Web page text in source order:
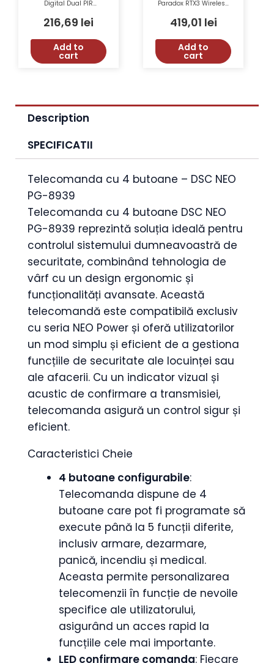
Digital Dual PIR
90° Imunitate La
Animale
216,69 lei
Add to
cart
Paradox RTX3 Wireless
433/868Mhz
419,01 lei
Add to
cart
Description
SPECIFICATII
Telecomanda cu 4 butoane – DSC NEO
PG-8939
Telecomanda cu 4 butoane DSC NEO
PG-8939 reprezintă soluția ideală pentru
controlul sistemului dumneavoastră de
securitate, combinând tehnologia de
vârf cu un design ergonomic și
funcționalități avansate. Această
telecomandă este compatibilă exclusiv
cu seria NEO Power și oferă utilizatorilor
un mod simplu și eficient de a gestiona
funcțiile de securitate ale locuinței sau
ale afacerii. Cu un indicator vizual și
acustic de confirmare a transmisiei,
telecomanda asigură un control sigur și
eficient.
Caracteristici Cheie
4 butoane configurabile:
Telecomanda dispune de 4
butoane care pot fi programate să
execute până la 5 funcții diferite,
inclusiv armare, dezarmare,
panică, incendiu și medical.
Aceasta permite personalizarea
telecomenzii în funcție de nevoile
specifice ale utilizatorului,
asigurând un acces rapid la
funcțiile cele mai importante.
LED confirmare comanda: Fiecare